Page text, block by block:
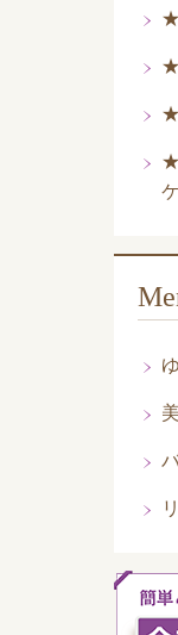
★
★
★
★